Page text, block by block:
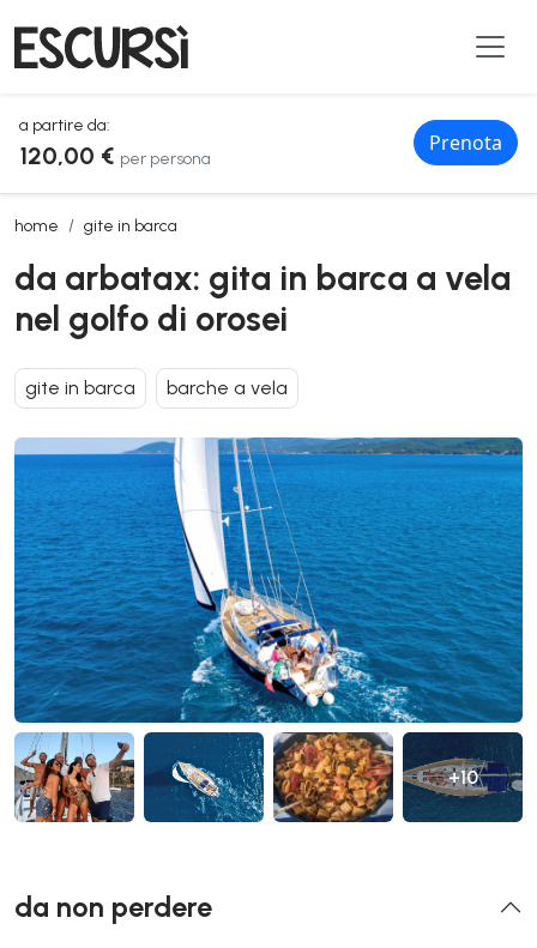
a partire da:
120,00 € per persona
Prenota
home gite in barca
da arbatax: gita in barca a vela nel golfo di orosei
da arbatax: gita in barca a vela
nel golfo di orosei
gite in barca barche a vela
+10
da non perdere